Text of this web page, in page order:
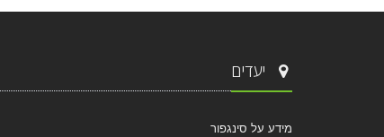
יעדים
מידע על סינגפור